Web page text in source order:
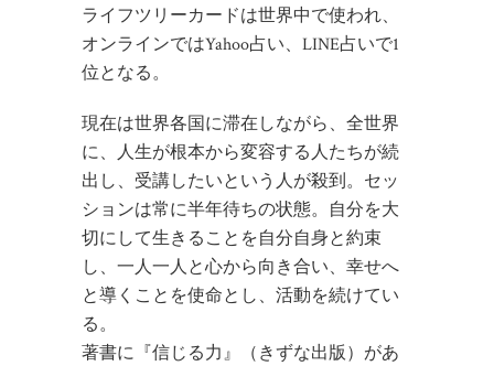
ライフツリーカードは世界中で使われ、
オンラインではYahoo占い、LINE占いで1
位となる。
現在は世界各国に滞在しながら、全世界
に、人生が根本から変容する人たちが続
出し、受講したいという人が殺到。セッ
ションは常に半年待ちの状態。自分を大
切にして生きることを自分自身と約束
し、一人一人と心から向き合い、幸せへ
と導くことを使命とし、活動を続けてい
る。
著書に『信じる力』（きずな出版）があ